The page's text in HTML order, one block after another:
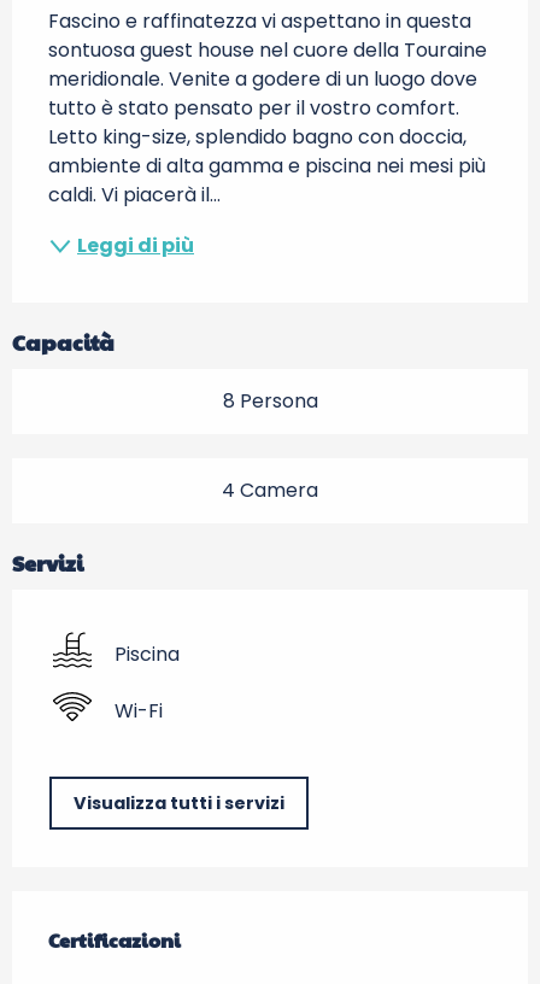
Fascino e raffinatezza vi aspettano in questa
sontuosa guest house nel cuore della Touraine
meridionale. Venite a godere di un luogo dove
tutto è stato pensato per il vostro comfort.
Letto king-size, splendido bagno con doccia,
ambiente di alta gamma e piscina nei mesi più
caldi. Vi piacerà il...
Leggi di più
Capacità
8 Persona
4 Camera
Servizi
Piscina
Wi-Fi
Visualizza tutti i servizi
Certificazioni
Certificazioni